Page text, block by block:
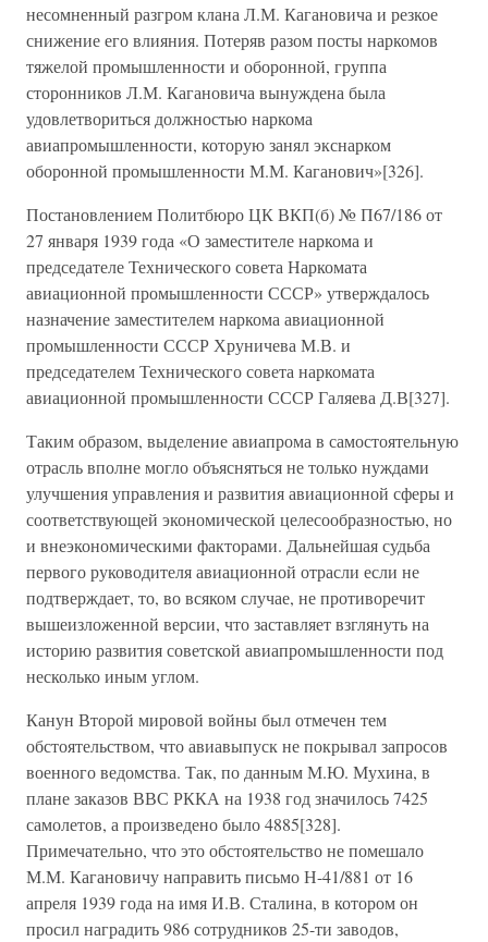
несомненный разгром клана Л.М. Кагановича и резкое
снижение его влияния. Потеряв разом посты наркомов
тяжелой промышленности и оборонной, группа
сторонников Л.М. Кагановича вынуждена была
удовлетвориться должностью наркома
авиапромышленности, которую занял экснарком
оборонной промышленности М.М. Каганович»[326].
Постановлением Политбюро ЦК ВКП(б) № П67/186 от
27 января 1939 года «О заместителе наркома и
председателе Технического совета Наркомата
авиационной промышленности СССР» утверждалось
назначение заместителем наркома авиационной
промышленности СССР Хруничева М.В. и
председателем Технического совета наркомата
авиационной промышленности СССР Галяева Д.В[327].
Таким образом, выделение авиапрома в самостоятельную
отрасль вполне могло объясняться не только нуждами
улучшения управления и развития авиационной сферы и
соответствующей экономической целесообразностью, но
и внеэкономическими факторами. Дальнейшая судьба
первого руководителя авиационной отрасли если не
подтверждает, то, во всяком случае, не противоречит
вышеизложенной версии, что заставляет взглянуть на
историю развития советской авиапромышленности под
несколько иным углом.
Канун Второй мировой войны был отмечен тем
обстоятельством, что авиавыпуск не покрывал запросов
военного ведомства. Так, по данным М.Ю. Мухина, в
плане заказов ВВС РККА на 1938 год значилось 7425
самолетов, а произведено было 4885[328].
Примечательно, что это обстоятельство не помешало
М.М. Кагановичу направить письмо Н-41/881 от 16
апреля 1939 года на имя И.В. Сталина, в котором он
просил наградить 986 сотрудников 25-ти заводов,